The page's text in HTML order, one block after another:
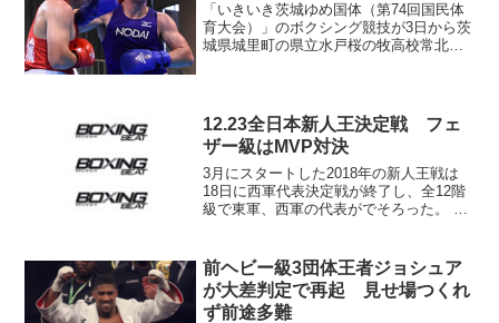
「いきいき茨城ゆめ国体（第74回国民体
育大会）」のボクシング競技が3日から茨
城県城里町の県立水戸桜の牧高校常北校
トが行われている。...
12.23全日本新人王決定戦 フェ
ザー級はMVP対決
3月にスタートした2018年の新人王戦は
18日に西軍代表決定戦が終了し、全12階
級で東軍、西軍の代表がでそろった。
決。試合は12月23日、後楽園ホールでゴ
ングとなる...
前ヘビー級3団体王者ジョシュア
が大差判定で再起 見せ場つくれ
ず前途多難